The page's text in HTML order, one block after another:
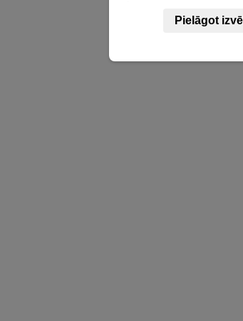
Pielāgot